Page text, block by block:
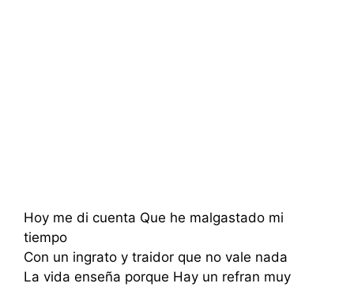
Hoy me di cuenta Que he malgastado mi
tiempo
Con un ingrato y traidor que no vale nada
La vida enseña porque Hay un refran muy